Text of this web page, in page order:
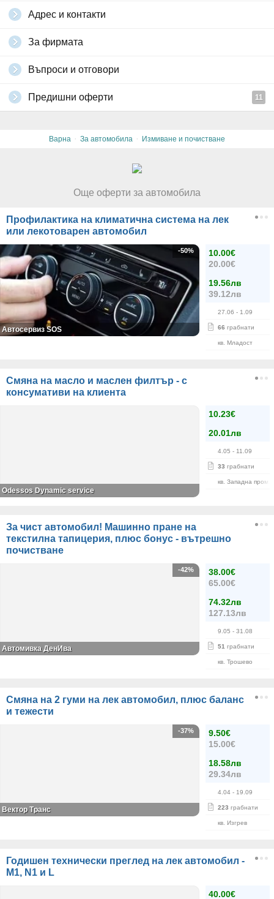
Адрес и контакти
За фирмата
Въпроси и отговори
Предишни оферти 11
Варна · За автомобила · Измиване и почистване
Още оферти за автомобила
Профилактика на климатична система на лек
или лекотоварен автомобил
10.00€
20.00€
19.56лв
39.12лв
27.06 - 1.09
66 грабнати
кв. Младост
-50%
Автосервиз SOS
Смяна на масло и маслен филтър - с
консумативи на клиента
10.23€
20.01лв
4.05 - 11.09
33 грабнати
кв. Западна пром.
Odessos Dynamic service
За чист автомобил! Машинно пране на
текстилна тапицерия, плюс бонус - вътрешно
почистване
38.00€
65.00€
74.32лв
127.13лв
9.05 - 31.08
51 грабнати
кв. Трошево
-42%
Автомивка ДенИва
Смяна на 2 гуми на лек автомобил, плюс баланс
и тежести
9.50€
15.00€
18.58лв
29.34лв
4.04 - 19.09
223 грабнати
кв. Изгрев
-37%
Вектор Транс
Годишен технически преглед на лек автомобил -
M1, N1 и L
40.00€